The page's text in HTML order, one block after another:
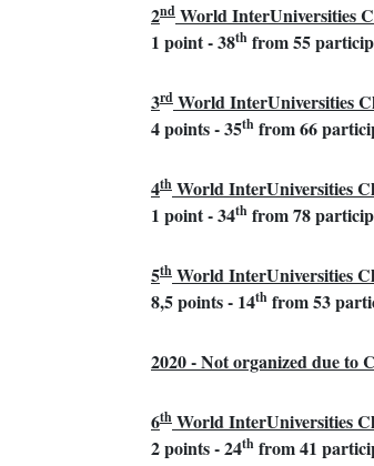
2nd World InterUniversities
1 point - 38th from 55
3rd World InterUniversities
4 points - 35th from 66
4th World InterUniversities
1 point - 34th from 78
5th World InterUniversities
8,5 points - 14th from 53
2020 - Not organized due to
6th World InterUniversities
2 points - 24th from 41